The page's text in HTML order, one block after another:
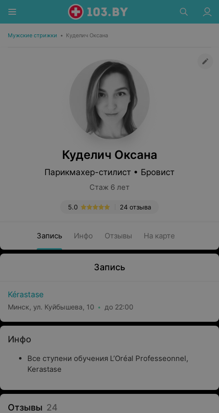
Мужские стрижки • Куделич Оксана
Куделич Оксана
Парикмахер-стилист • Бровист
Стаж 6 лет
24 отзыва
5.0
Запись Инфо Отзывы На карте
Запись
Kérastase
Минск, ул. Куйбышева, 10 до 22:00
Инфо
Все ступени обучения L’Oréal Professeonnel,
Kerastase
Отзывы 24